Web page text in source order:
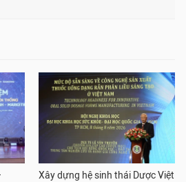
Xây dựng hệ sinh thái Dược Việt